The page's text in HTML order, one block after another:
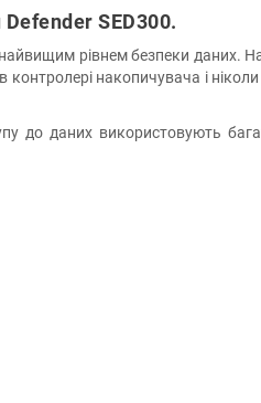
SED300.
рівнем безпеки
накопичувача і
до даних використовують